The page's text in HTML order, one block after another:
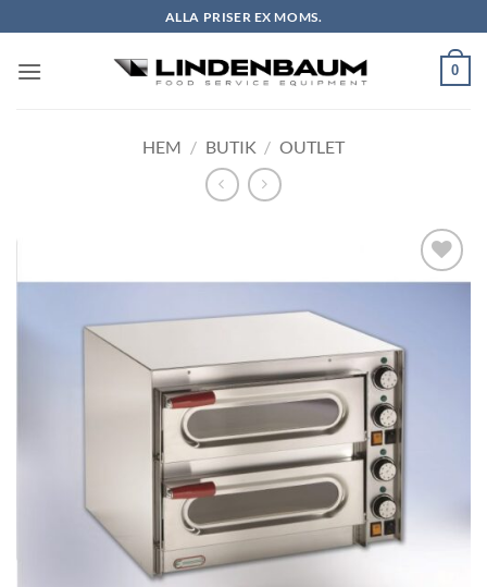
to
content
ALLA PRISER EX MOMS.
0
HEM / BUTIK / OUTLET